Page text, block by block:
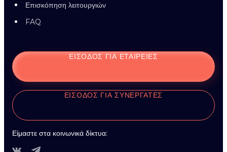
Επισκόπηση λειτουργιών
FAQ
ΕΊΣΟΔΟΣ ΓΙΑ ΕΤΑΙΡΕΊΕΣ
ΕΊΣΟΔΟΣ ΓΙΑ ΣΥΝΕΡΓΆΤΕΣ
Είμαστε στα κοινωνικά δίκτυα: